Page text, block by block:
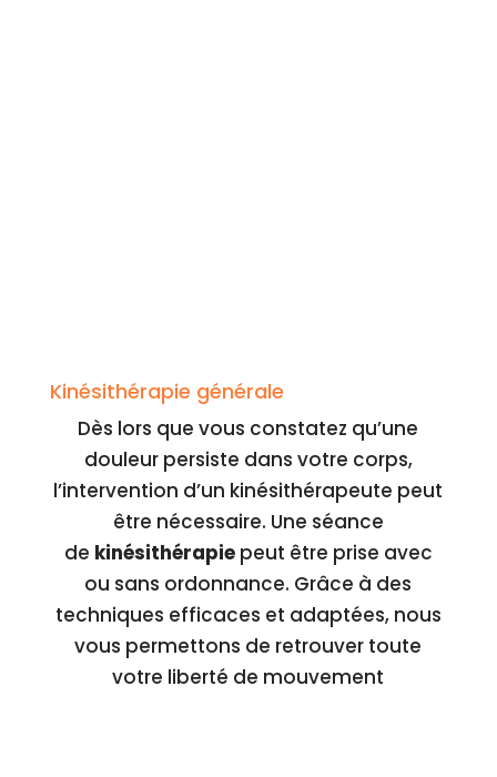
Kinésithérapie générale
Dès lors que vous constatez qu’une
douleur persiste dans votre corps,
l’intervention d’un kinésithérapeute peut
être nécessaire. Une séance
de kinésithérapiepeut être prise avec
ou sans ordonnance. Grâce à des
techniques efficaces et adaptées, nous
vous permettons de retrouver toute
votre liberté de mouvement